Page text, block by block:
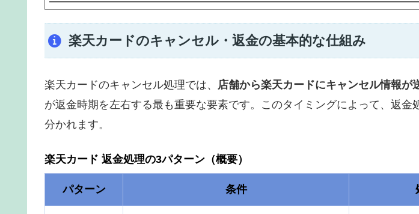
楽天カードのキャンセル・返金の基本的な仕組み
楽天カードのキャンセル処理では、 店舗から楽天カードにキャンセル情報が
が返金時期を左右する最も重要な要素です。このタイミングによって、返金
分かれます。
楽天カード 返金処理の3パターン（概要）
パターン 条件